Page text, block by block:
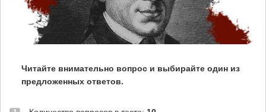
Читайте внимательно вопрос и выбирайте один из
предложенных ответов.